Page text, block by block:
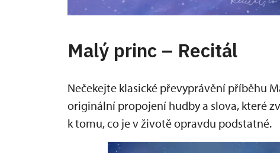
Malý princ – Recitál
Nečekejte klasické převyprávění příběhu
originální propojení hudby a slova, které
k tomu, co je v životě opravdu podstatné.